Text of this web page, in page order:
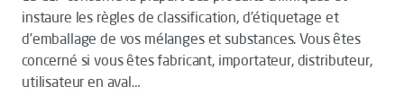
instaure les règles de classification, d’étiquetage et
d’emballage de vos mélanges et substances. Vous êtes
concerné si vous êtes fabricant, importateur, distributeur,
utilisateur en aval…